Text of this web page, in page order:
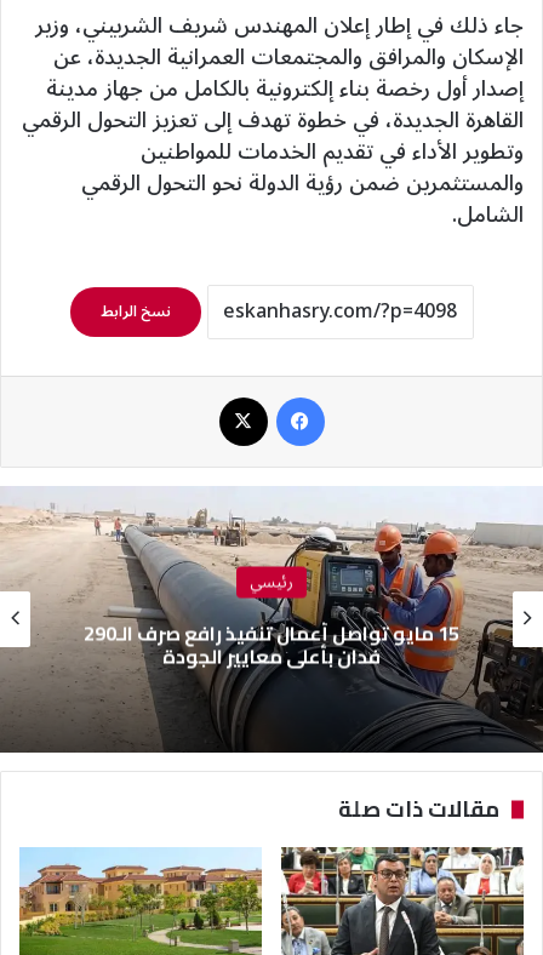
جاء ذلك في إطار إعلان المهندس شريف الشربيني، وزير
الإسكان والمرافق والمجتمعات العمرانية الجديدة، عن
إصدار أول رخصة بناء إلكترونية بالكامل من جهاز مدينة
القاهرة الجديدة، في خطوة تهدف إلى تعزيز التحول الرقمي
وتطوير الأداء في تقديم الخدمات للمواطنين
والمستثمرين ضمن رؤية الدولة نحو التحول الرقمي
الشامل.
نسخ الرابط
رئيسي
15 مايو تواصل أعمال تنفيذ رافع صرف الـ290
فدان بأعلى معايير الجودة
مقالات ذات صلة